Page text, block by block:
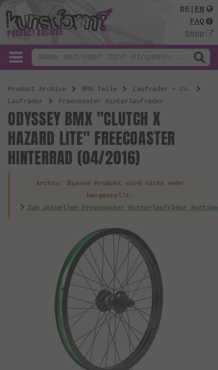
PRODUCT ARCHIVE
DE
EN
FAQ
Shop
Product Archive BMX Teile
Laufräder + Co.
Laufräder
Freecoaster Hinterlaufräder
ODYSSEY BMX "CLUTCH X
HAZARD LITE" FREECOASTER
HINTERRAD (04/2016)
Archiv: Dieses Produkt wird nicht mehr
hergestellt.
Zum aktuellen Freecoaster Hinterlaufräder